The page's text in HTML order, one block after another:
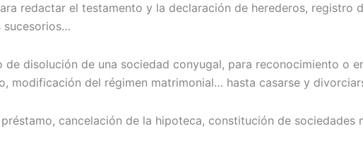
redactar el testamento y la declaración de herederos,
sucesorios…
de disolución de una sociedad conyugal, para reconocimiento o
modificación del régimen matrimonial… hasta casarse y
cancelación de la hipoteca, constitución de